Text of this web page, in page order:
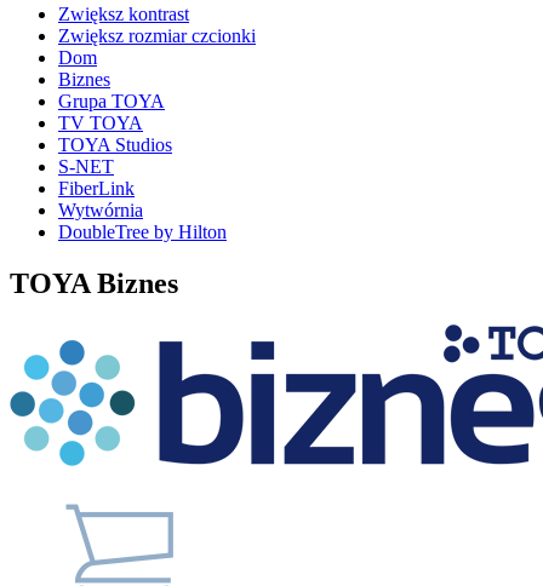
Zwiększ kontrast
Zwiększ rozmiar czcionki
Dom
Biznes
Grupa TOYA
TV TOYA
TOYA Studios
S-NET
FiberLink
Wytwórnia
DoubleTree by Hilton
TOYA Biznes